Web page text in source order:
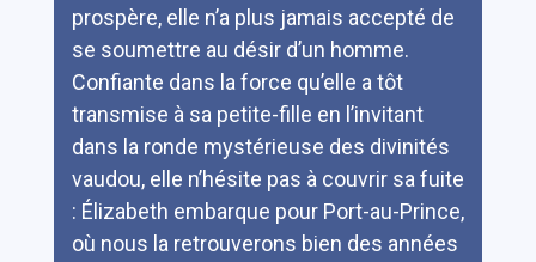
prospère, elle n’a plus jamais accepté de
se soumettre au désir d’un homme.
Confiante dans la force qu’elle a tôt
transmise à sa petite-fille en l’invitant
dans la ronde mystérieuse des divinités
vaudou, elle n’hésite pas à couvrir sa fuite
: Élizabeth embarque pour Port-au-Prince,
où nous la retrouverons bien des années